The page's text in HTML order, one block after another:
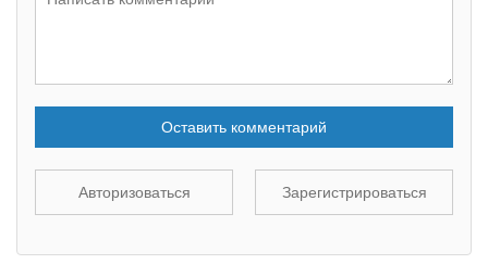
Оставить комментарий
Авторизоваться Зарегистрироваться